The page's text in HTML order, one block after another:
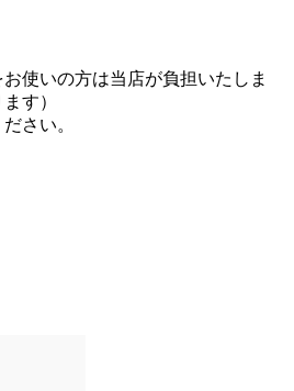
使いの方は当店が負担いたしま
す）
さい。